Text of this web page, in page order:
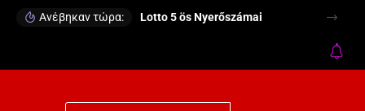
Ανέβηκαν τώρα: Lotto 5 ös Nyerőszámai